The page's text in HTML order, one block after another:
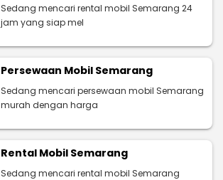
Sedang mencari rental mobil Semarang 24
jam yang siap mel
Persewaan Mobil Semarang
Sedang mencari persewaan mobil Semarang
murah dengan harga
Rental Mobil Semarang
Sedang mencari rental mobil Semarang